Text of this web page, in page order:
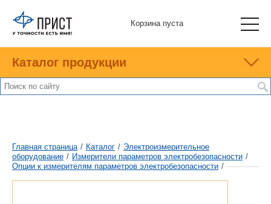
Корзина пуста
Каталог продукции
Главная страница / Каталог / Электроизмерительное
оборудование / Измерители параметров электробезопасности /
Опции к измерителям параметров электробезопасности /